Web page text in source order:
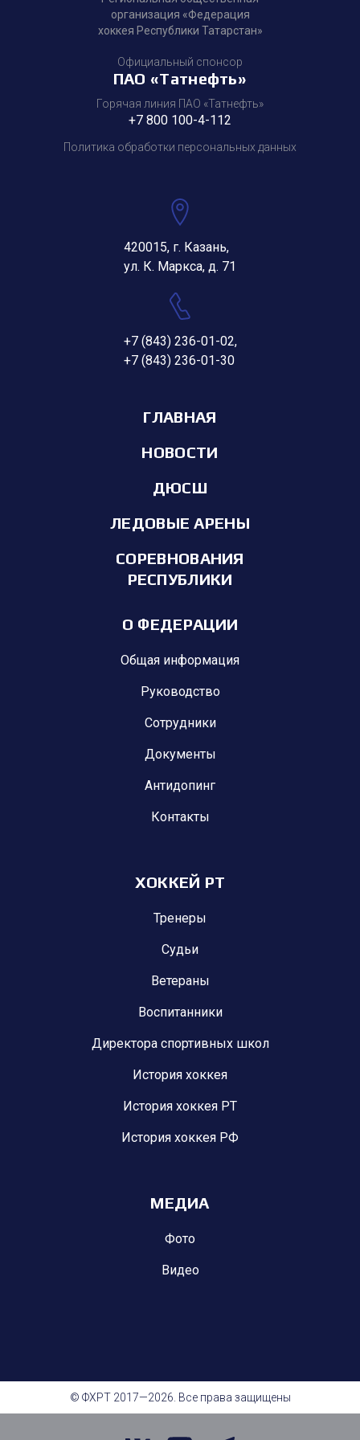
организация «Федерация
хоккея Республики Татарстан»
Официальный спонсор
ПАО «Татнефть»
Горячая линия ПАО «Татнефть»
+7 800 100-4-112
Политика обработки персональных данных
420015, г. Казань,
ул. К. Маркса, д. 71
+7 (843) 236-01-02,
+7 (843) 236-01-30
ГЛАВНАЯ
НОВОСТИ
ДЮСШ
ЛЕДОВЫЕ АРЕНЫ
СОРЕВНОВАНИЯ
РЕСПУБЛИКИ
О ФЕДЕРАЦИИ
Общая информация
Руководство
Сотрудники
Документы
Антидопинг
Контакты
ХОККЕЙ РТ
Тренеры
Судьи
Ветераны
Воспитанники
Директора спортивных школ
История хоккея
История хоккея РТ
История хоккея РФ
МЕДИА
Фото
Видео
© ФХРТ 2017—2026. Все права защищены